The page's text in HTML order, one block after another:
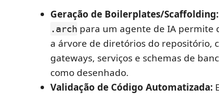
Geração de Boilerplates/Scaffolding:
.arch para um agente de IA permite
a árvore de diretórios do repositório,
gateways, serviços e schemas de
como desenhado.
Validação de Código Automatizada: